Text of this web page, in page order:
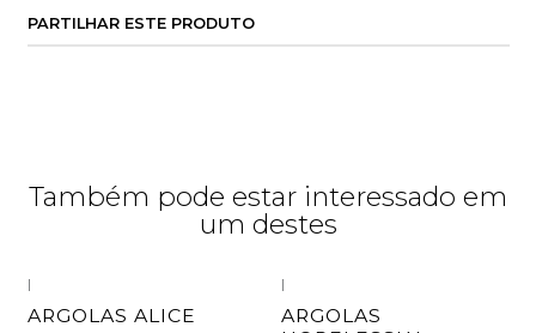
PARTILHAR ESTE PRODUTO
Também pode estar interessado em
um destes
|
ARGOLAS ALICE
|
ARGOLAS